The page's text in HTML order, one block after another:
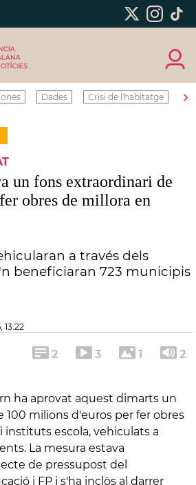
Dades Crisi de l'habitatge ›
un fons extraordinari de
obres de millora en
a través dels
beneficiaran 723 municipis
13:22
2 3 1 2
ha aprovat aquest dimarts un
100 milions d'euros per fer obres
instituts escola, vehiculats a
La mesura estava
de pressupost del
i FP i s'ha inclòs al darrer